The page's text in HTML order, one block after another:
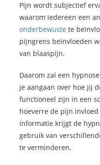
Pijn wordt subjectief
waarom iedereen een
onderbewuste te
pijngrens beïnvloeden
van blaaspijn.
Daarom zal een
je aangaan over hoe jij
functioneel zijn in een
hoeverre de pijn
informatie krijgt de
gebruik van
te verminderen.